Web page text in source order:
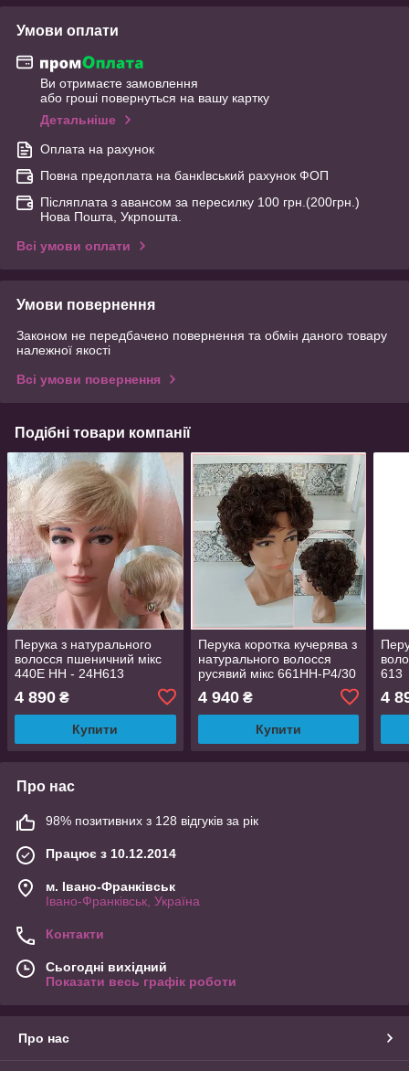
Умови оплати
Ви отримаєте замовлення
або гроші повернуться на вашу картку
Детальніше
Оплата на рахунок
Повна предоплата на банкІвський рахунок ФОП
Післяплата з авансом за пересилку 100 грн.(200грн.)
Нова Пошта, Укрпошта.
Всі умови оплати
Умови повернення
Законом не передбачено повернення та обмін даного товару
належної якості
Всі умови повернення
Подібні товари компанії
Перука з натурального
волосся пшеничний мікс
440E HH - 24H613
4 890 ₴
Купити
Перука коротка кучерява з
натурального волосся
русявий мікс 661HH-P4/30
4 940₴
Купити
613
4
Про нас
98% позитивних з 128 відгуків за рік
Працює з 10.12.2014
м. Івано-Франківськ
Івано-Франківськ, Україна
Контакти
Сьогодні вихідний
Показати весь графік роботи
Про нас